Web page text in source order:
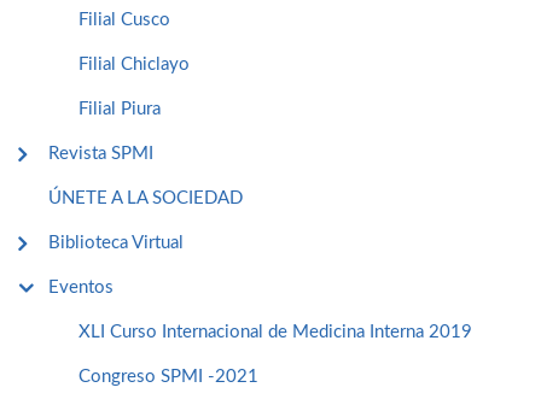
Filial Cusco
Filial Chiclayo
Filial Piura
Revista SPMI
ÚNETE A LA SOCIEDAD
Biblioteca Virtual
Eventos
XLI Curso Internacional de Medicina Interna 2019
Congreso SPMI -2021